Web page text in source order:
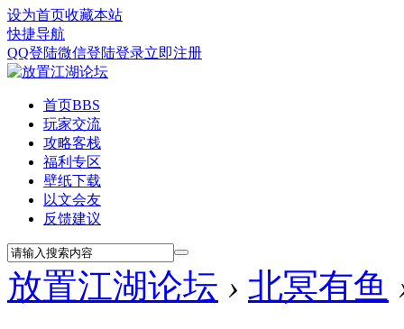
设为首页收藏本站
快捷导航
QQ登陆微信登陆登录立即注册
首页BBS
玩家交流
攻略客栈
福利专区
壁纸下载
以文会友
反馈建议
放置江湖论坛 › 北冥有鱼